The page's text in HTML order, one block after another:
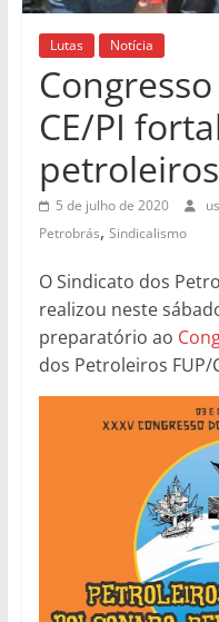
Lutas Notícia
CE/PI
petroleiros
5 de julho de 2020
Petrobrás, Sindicalismo
O Sindicato dos
realizou neste
preparatório ao
dos Petroleiros FUP/